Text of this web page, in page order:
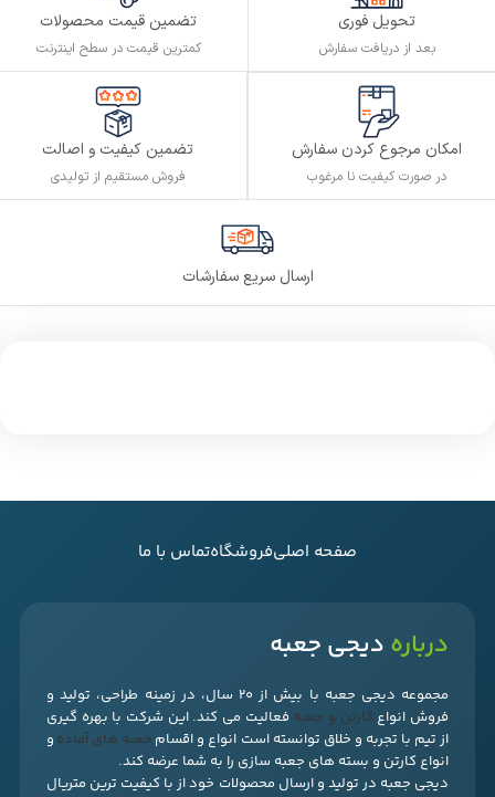
تحویل فوری
بعد از دریافت سفارش
تضمین قیمت محصولات
کمترین قیمت در سطح اینترنت
امکان مرجوع کردن سفارش
در صورت کیفیت نا مرغوب
تضمین کیفیت و اصالت
فروش مستقیم از تولیدی
ارسال سریع سفارشات
صفحه اصلیفروشگاهتماس با ما
درباره دیجی جعبه
مجموعه دیجی جعبه با بیش از 20 سال، در زمینه طراحی، تولید و
فروش انواع کارتن و جعبه فعالیت می کند. این شرکت با بهره گیری
از تیم با تجربه و خلاق توانسته است انواع و اقسام جعبه های آماده و
انواع کارتن و بسته های جعبه سازی را به شما عرضه کند.
دیجی جعبه در تولید و ارسال محصولات خود از با کیفیت ترین متریال